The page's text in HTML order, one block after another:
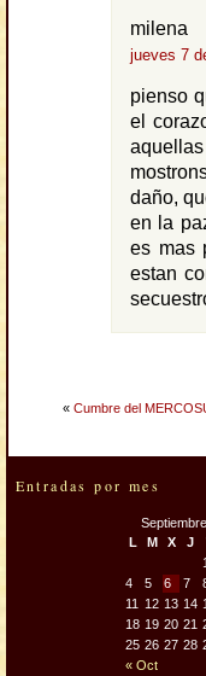
milena
jueves 7
pienso
el
daño,
en la
es mas
estan
« Cumbre del
Entradas por mes
L
M X J
« Oct
1
4
5 6 7
11
12 13 14
18 19 20 21
25 26 27 28